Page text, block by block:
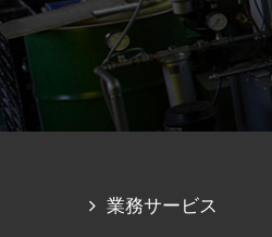
業務サービス